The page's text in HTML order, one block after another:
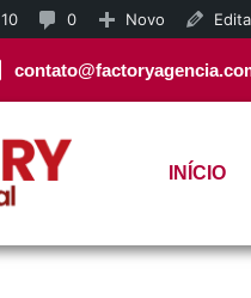
10 0 Novo
INÍCIO